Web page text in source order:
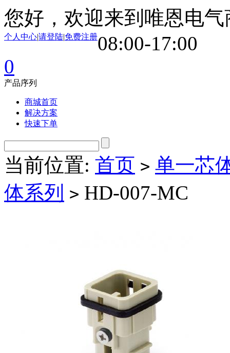
您好，欢迎来到唯恩电气
08:00-17:00
个人中心|请登陆|免费注册
0
产品序列
商城首页
解决方案
快速下单
当前位置: 首页 > 单一芯
体系列 > HD-007-MC